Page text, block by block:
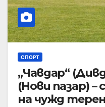
СПОРТ
„Чавдар“
(Нови пазар) –
на чужд терен